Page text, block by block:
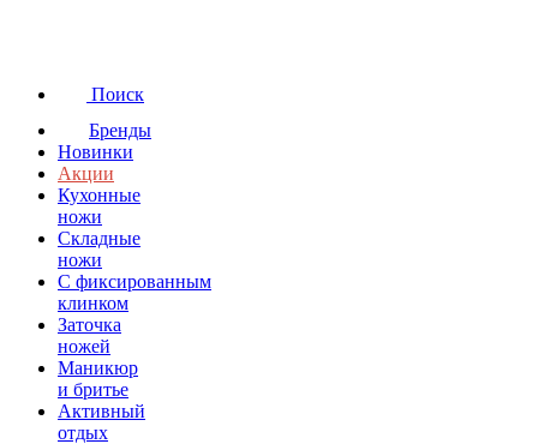
Поиск
Бренды
Новинки
Акции
Кухонные
ножи
Складные
ножи
C фиксированным
клинком
Заточка
ножей
Маникюр
и бритье
Активный
отдых